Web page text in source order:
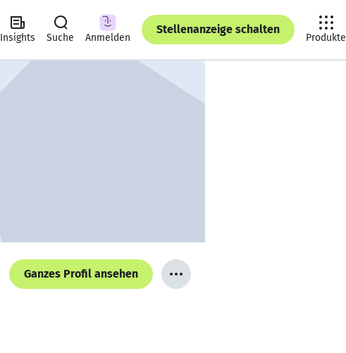
Insights Suche Anmelden
Stellenanzeige schalten
Produkte
Ganzes Profil ansehen